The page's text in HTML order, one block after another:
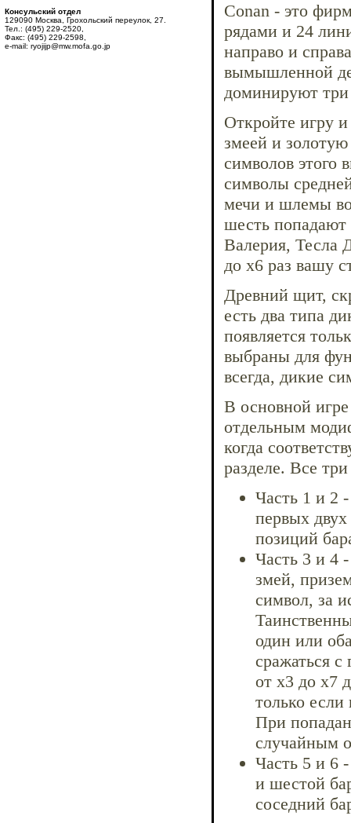
Консульский отдел
129090 Москва, Грохольский переулок, 27.
Тел.: (495) 229-2520,
Факс: (495) 229-2598,
e-mail: ryojijp@mw.mofa.go.jp
Conan - это
рядами и 24
направо и
вымышленной
доминируют
Откройте игру
змеей и
символов этого
символы
мечи и шлемы
шесть
Валерия, Тесла
до х6 раз вашу
Древний щит,
есть два типа
появляется
выбраны для
всегда, дикие
В основной
отдельным
когда
разделе. Все
Часть 1 и 2
первых
позиций
Часть 3 и 4
змей,
символ, за
один или
сражаться
от х3 до х7
только
При
случайным
Часть 5 и 6
и шестой
соседний